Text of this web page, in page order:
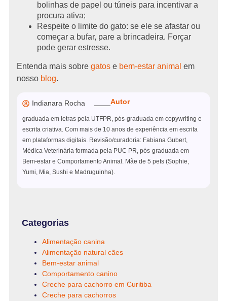
bolinhas de papel ou túneis para incentivar a
procura ativa;
Respeite o limite do gato: se ele se afastar ou
começar a bufar, pare a brincadeira. Forçar
pode gerar estresse.
Entenda mais sobre gatose bem-estar animal em
nossoblog.
Indianara Rocha Autor
graduada em letras pela UTFPR, pós-graduada em copywriting e
escrita criativa. Com mais de 10 anos de experiência em escrita
em plataformas digitais. Revisão/curadoria: Fabiana Gubert,
Médica Veterinária formada pela PUC PR, pós-graduada em
Bem-estar e Comportamento Animal. Mãe de 5 pets (Sophie,
Yumi, Mia, Sushi e Madruguinha).
Categorias
Alimentação canina
Alimentação natural cães
Bem-estar animal
Comportamento canino
Creche para cachorro em Curitiba
Creche para cachorros